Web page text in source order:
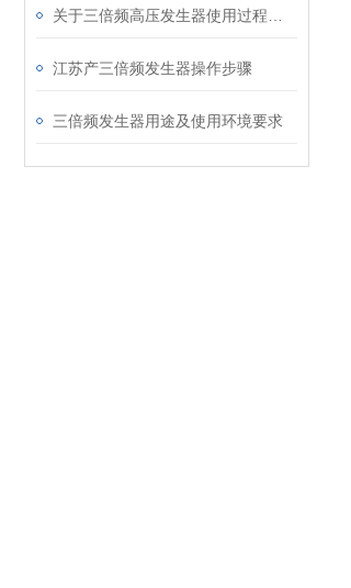
江苏产三倍频发生器操作步骤
三倍频发生器用途及使用环境要求